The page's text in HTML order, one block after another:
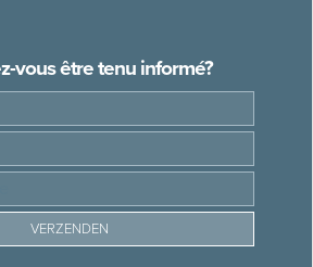
vous être tenu informé?